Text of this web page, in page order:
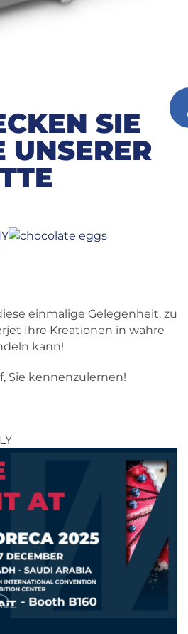
SIE
UNSERER
einmalige Gelegenheit, zu
Ihre Kreationen in wahre
kann!
Sie kennenzulernen!